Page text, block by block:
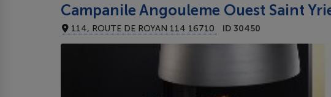
Campanile Angouleme Ouest Saint
114, ROUTE DE ROYAN 114 16710 ID 30450